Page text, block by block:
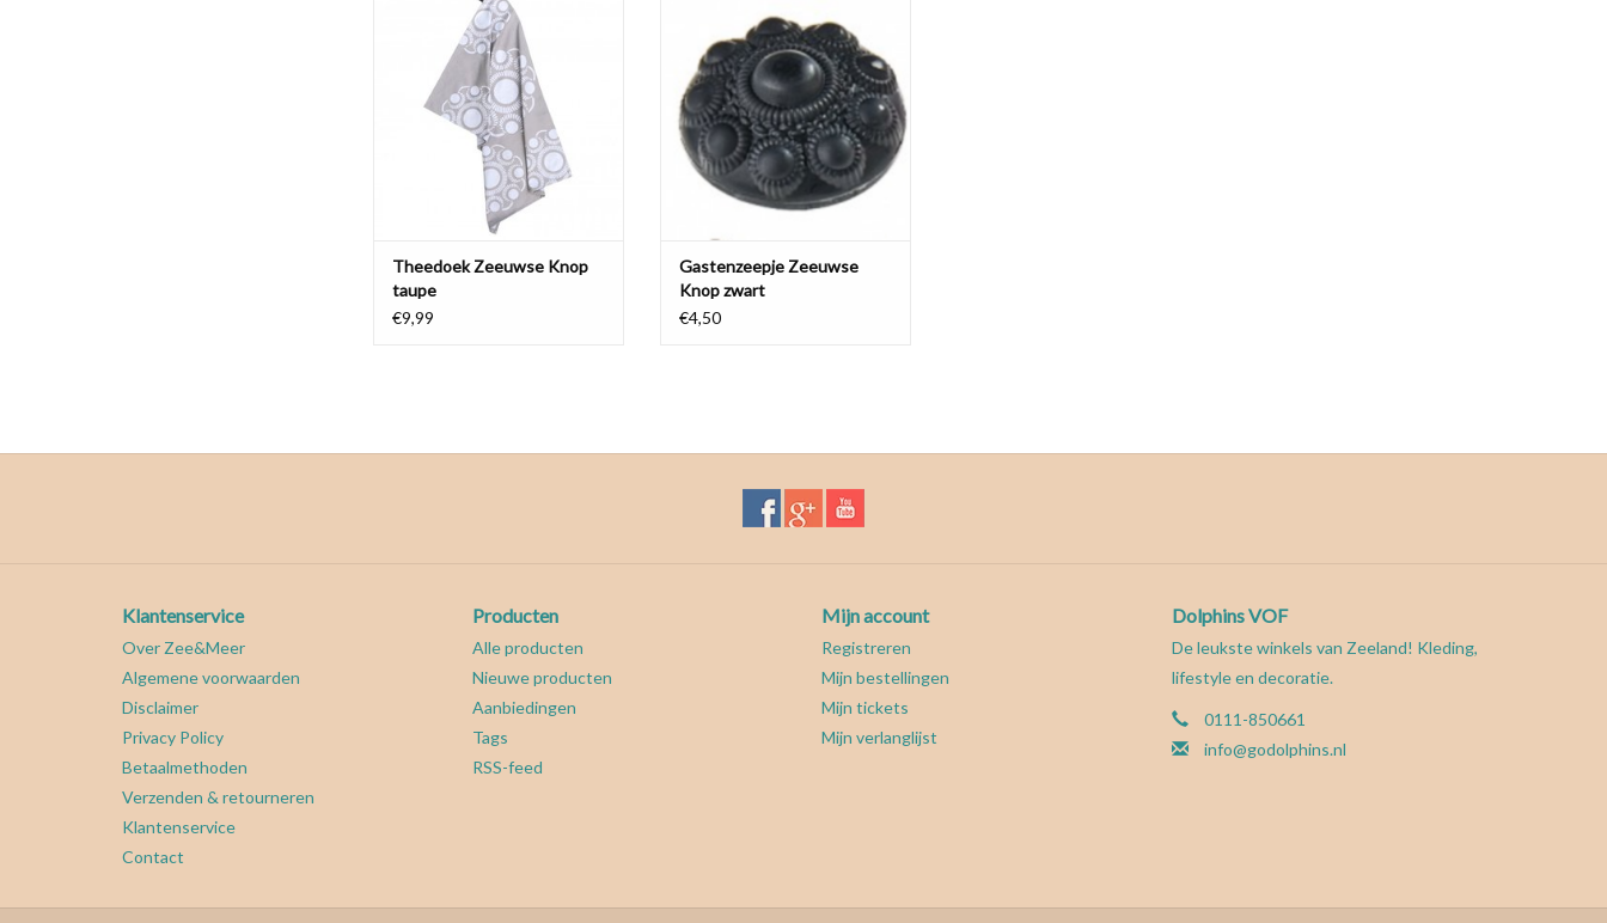
ingeweven Zeeuwse Knop patroon.
TOEVOEGEN AAN WINKELWAGEN
Theedoek Zeeuwse Knop
taupe
€9,99
Een mooie decoratie voor in uw
keuken, badkamer of toilet, om een
sfeervol Zeeuws tintje te geven.
Staat mooi en ruikt heerlijk fris.
TOEVOEGEN AAN WINKELWAGEN
Gastenzeepje Zeeuwse
Knop zwart
€4,50
Klantenservice
Over Zee&Meer
Algemene voorwaarden
Disclaimer
Privacy Policy
Betaalmethoden
Verzenden & retourneren
Klantenservice
Contact
Producten
Alle producten
Nieuwe producten
Aanbiedingen
Tags
RSS-feed
Mijn account
Registreren
Mijn bestellingen
Mijn tickets
Mijn verlanglijst
Dolphins VOF
De leukste winkels van Zeeland! Kleding,
lifestyle en decoratie.
0111-850661
info@godolphins.nl